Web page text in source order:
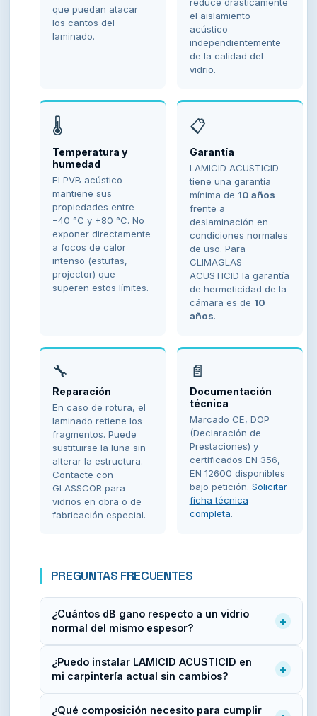
que puedan atacar
los cantos del
laminado.
el aislamiento
acústico
independientemente
de la calidad del
vidrio.
🌡️
Temperatura y
humedad
El PVB acústico
mantiene sus
propiedades entre
−40 °C y +80 °C. No
exponer directamente
a focos de calor
intenso (estufas,
projector) que
superen estos límites.
📋
Garantía
LAMICID ACUSTICID
tiene una garantía
mínima de 10 años
frente a
deslaminación en
condiciones normales
de uso. Para
CLIMAGLAS
ACUSTICID la garantía
de hermeticidad de la
cámara es de 10
años.
🔧
Reparación
En caso de rotura, el
laminado retiene los
fragmentos. Puede
sustituirse la luna sin
alterar la estructura.
Contacte con
GLASSCOR para
vidrios en obra o de
fabricación especial.
📄
Documentación
técnica
Marcado CE, DOP
(Declaración de
Prestaciones) y
certificados EN 356,
EN 12600 disponibles
bajo petición. Solicitar
ficha técnica
completa.
PREGUNTAS FRECUENTES
¿Cuántos dB gano respecto a un vidrio
normal del mismo espesor?
+
monolíticodel mismo espesor y+3 dB respecto
al laminado estándar . En la práctica, un LAMICID
¿Puedo instalar LAMICID ACUSTICID en
mi carpintería actual sin cambios?
+
¿Qué composición necesito para cumplir